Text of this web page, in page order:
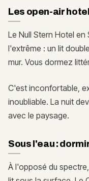
Les open-air
Le Null Stern Hotel
l'extrême : un lit
mur. Vous dormez
C'est inconfortable,
inoubliable. La nuit
avec le paysage.
Sous l'eau :
À l'opposé du